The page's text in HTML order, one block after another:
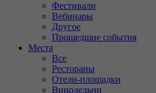
Фестивали
Вебинары
Другое
Прошедшие события
Места
Все
Рестораны
Отели-площадки
Винодельни